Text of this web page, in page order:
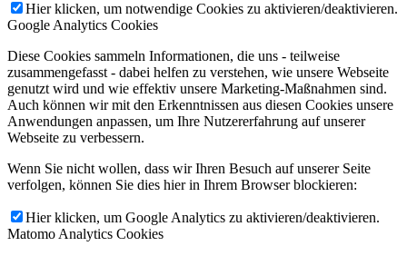
Hier klicken, um notwendige Cookies zu aktivieren/deaktivieren.
Google Analytics Cookies
Diese Cookies sammeln Informationen, die uns - teilweise
zusammengefasst - dabei helfen zu verstehen, wie unsere Webseite
genutzt wird und wie effektiv unsere Marketing-Maßnahmen sind.
Auch können wir mit den Erkenntnissen aus diesen Cookies unsere
Anwendungen anpassen, um Ihre Nutzererfahrung auf unserer
Webseite zu verbessern.
Wenn Sie nicht wollen, dass wir Ihren Besuch auf unserer Seite
verfolgen, können Sie dies hier in Ihrem Browser blockieren:
Hier klicken, um Google Analytics zu aktivieren/deaktivieren.
Matomo Analytics Cookies